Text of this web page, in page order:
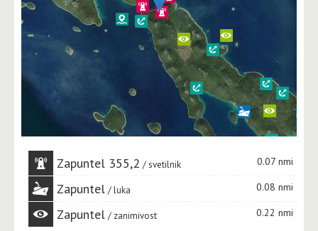
Zapuntel 355,2 svetilnik 0.07 nmi
Zapuntel luka 0.08 nmi
Zapuntel zanimivost 0.22 nmi